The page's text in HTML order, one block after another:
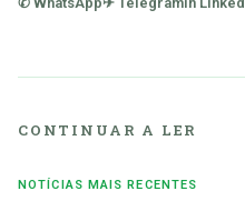
CONTINUAR A LER
NOTÍCIAS MAIS RECENTES